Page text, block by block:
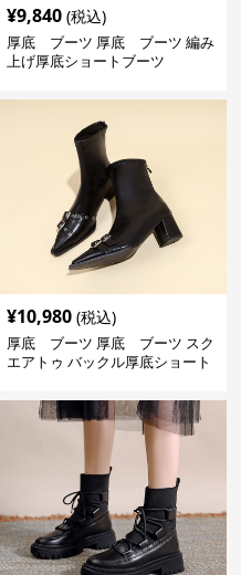
¥9,840 (税込)
厚底 ブーツ 厚底 ブーツ 編み
上げ厚底ショートブーツ
¥10,980 (税込)
厚底 ブーツ 厚底 ブーツ スク
エアトゥ バックル厚底ショート